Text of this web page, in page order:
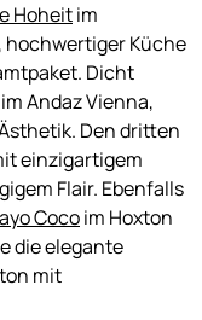
Hoheitim
hochwertiger Küche
Dicht
im Andaz Vienna,
Den dritten
einzigartigem
Flair. Ebenfalls
Cocoim Hoxton
die elegante
mit